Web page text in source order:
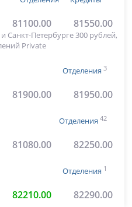
81100.00 81550.00
Санкт-Петербурге 300 рублей,
Private
Отделения 3
81900.00 81950.00
Отделения 42
81080.00 82250.00
Отделения 1
82210.00 82290.00